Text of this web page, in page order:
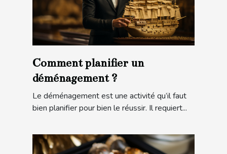
Comment planifier un
déménagement ?
Le déménagement est une activité qu’il faut
bien planifier pour bien le réussir. Il requiert...